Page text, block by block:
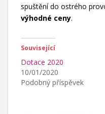
spuštění do ostrého
výhodné ceny.
Související
Dotace 2020
10/01/2020
Podobný příspěvek